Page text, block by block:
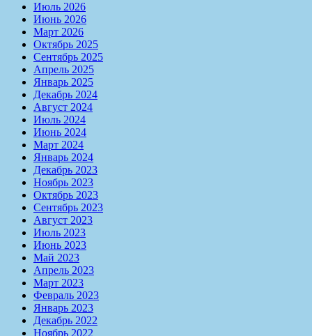
Июль 2026
Июнь 2026
Март 2026
Октябрь 2025
Сентябрь 2025
Апрель 2025
Январь 2025
Декабрь 2024
Август 2024
Июль 2024
Июнь 2024
Март 2024
Январь 2024
Декабрь 2023
Ноябрь 2023
Октябрь 2023
Сентябрь 2023
Август 2023
Июль 2023
Июнь 2023
Май 2023
Апрель 2023
Март 2023
Февраль 2023
Январь 2023
Декабрь 2022
Ноябрь 2022